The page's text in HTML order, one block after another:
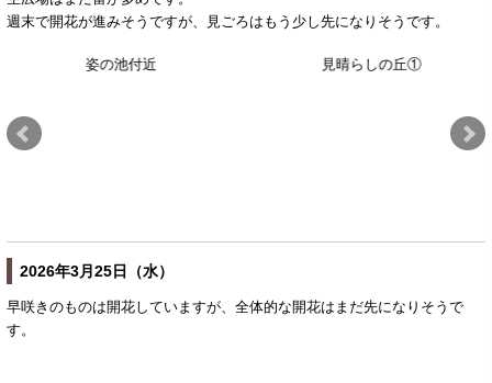
週末で開花が進みそうですが、見ごろはもう少し先になりそうです。
姿の池付近 見晴らしの丘①
2026年3月25日（水）
早咲きのものは開花していますが、全体的な開花はまだ先になりそうで
す。